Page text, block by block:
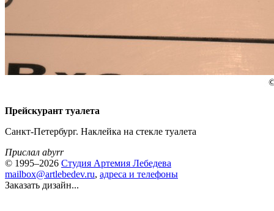
Прейскурант туалета
Санкт-Петербург. Наклейка на стекле туалета
Прислал abyrr
© 1995–2026 Студия Артемия Лебедева
mailbox@artlebedev.ru, адреса и телефоны
Заказать дизайн...